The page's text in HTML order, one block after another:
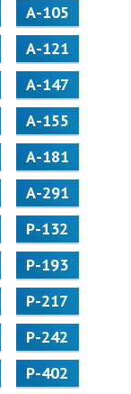
А-105
А-121
А-147
А-155
А-181
А-291
Р-132
Р-193
Р-217
Р-242
Р-402